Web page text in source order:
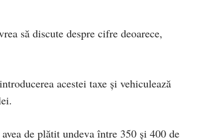
să discute despre cifre deoarece,
acestei taxe și vehiculează
de plătit undeva între 350 și 400 de